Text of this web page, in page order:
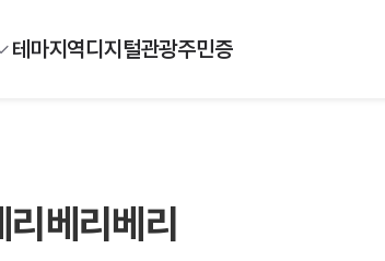
테마지역디지털관광주민증
리베리베리